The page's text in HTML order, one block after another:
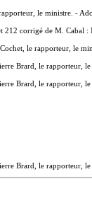
le ministre. -
212 corrigé de M. Cabal :
le rapporteur, le
Brard, le rapporteur, le
Brard, le rapporteur, le
Brard, le rapporteur, le